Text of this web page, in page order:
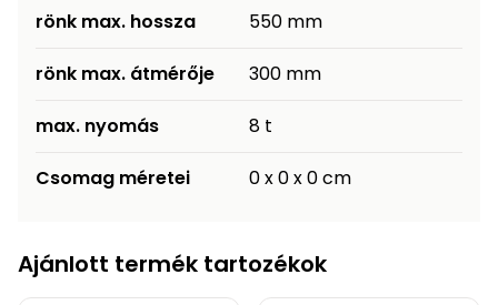
rönk max. hossza 550 mm
rönk max. átmérője 300 mm
max. nyomás 8 t
Csomag méretei 0 x 0 x 0 cm
Ajánlott termék tartozékok